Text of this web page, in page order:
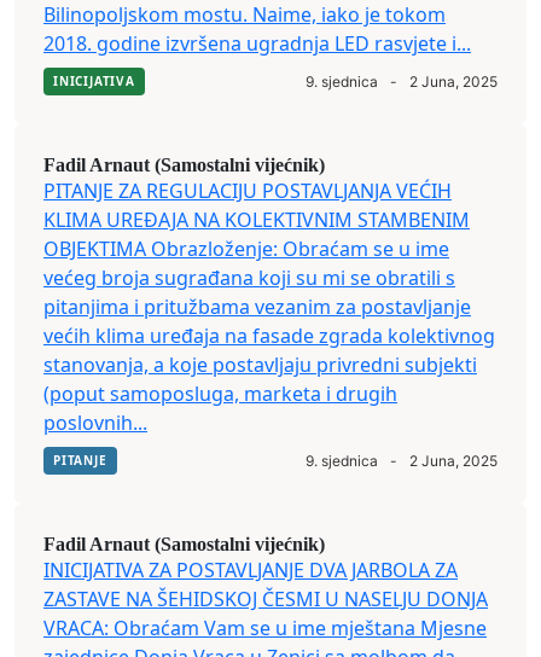
Bilinopoljskom mostu. Naime, iako je tokom
2018. godine izvršena ugradnja LED rasvjete i...
INICIJATIVA 9. sjednica - 2 Juna, 2025
Fadil Arnaut (Samostalni vijećnik)
PITANJE ZA REGULACIJU POSTAVLJANJA VEĆIH
KLIMA UREĐAJA NA KOLEKTIVNIM STAMBENIM
OBJEKTIMA Obrazloženje: Obraćam se u ime
većeg broja sugrađana koji su mi se obratili s
pitanjima i pritužbama vezanim za postavljanje
većih klima uređaja na fasade zgrada kolektivnog
stanovanja, a koje postavljaju privredni subjekti
(poput samoposluga, marketa i drugih
poslovnih...
PITANJE 9. sjednica - 2 Juna, 2025
Fadil Arnaut (Samostalni vijećnik)
INICIJATIVA ZA POSTAVLJANJE DVA JARBOLA ZA
ZASTAVE NA ŠEHIDSKOJ ČESMI U NASELJU DONJA
VRACA: Obraćam Vam se u ime mještana Mjesne